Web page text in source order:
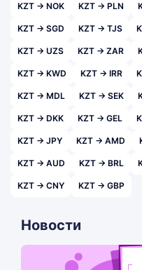
KZT → NOK KZT → PLN
KZT → SGD KZT → TJS
KZT → UZS KZT → ZAR
KZT → KWD KZT → IRR
KZT → MDL KZT → SEK
KZT → DKK KZT → GEL
KZT → JPY KZT → AMD
KZT → AUD KZT → BRL
KZT → CNY KZT → GBP
Новости